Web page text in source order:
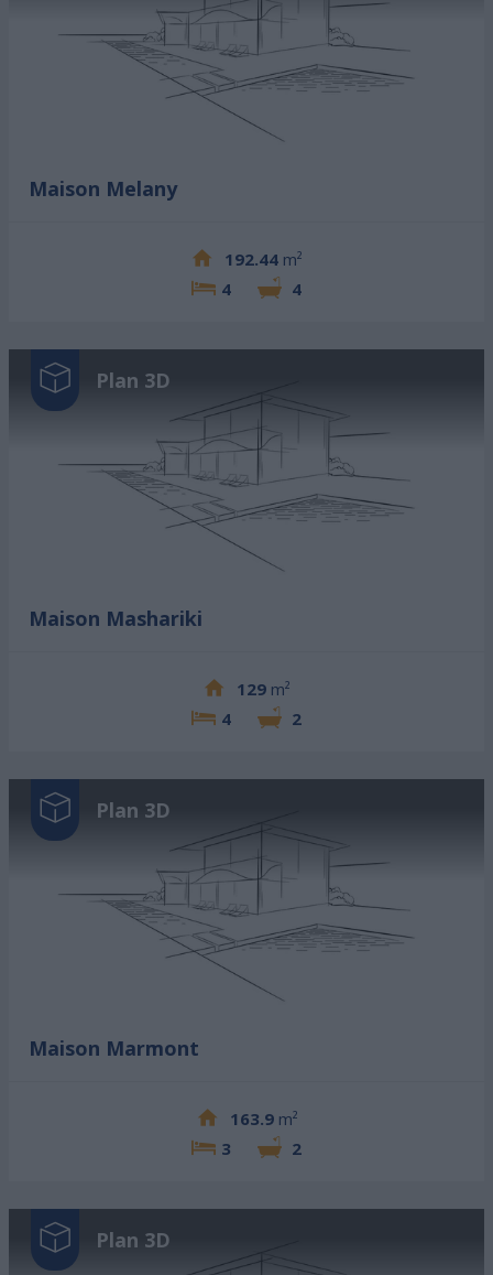
Maison Melany
192.44 m²
4
4
Plan 3D
Maison Mashariki
129 m²
4
2
Plan 3D
Maison Marmont
163.9m²
3
2
Plan 3D